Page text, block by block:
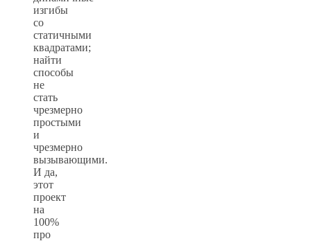
изгибы
со
статичными
квадратами;
найти
способы
не
стать
чрезмерно
простыми
и
чрезмерно
вызывающими.
И да,
этот
проект
на
100%
про